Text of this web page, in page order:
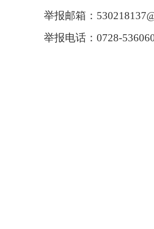
举报邮箱：
举报电话：0728-